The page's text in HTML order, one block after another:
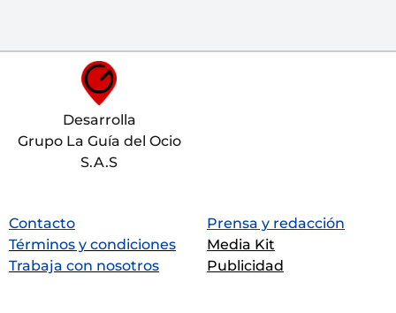
Desarrolla
Grupo La Guía del Ocio
S.A.S
Contacto
Términos y condiciones
Trabaja con nosotros
Prensa y redacción
Media Kit
Publicidad